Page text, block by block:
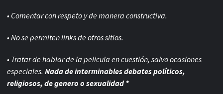
• Comentar con respeto y de manera constructiva.
• No se permiten links de otros sitios.
• Tratar de hablar de la pelicula en cuestión, salvo ocasiones
especiales. Nada de interminables debates políticos,
religiosos, de genero o sexualidad *